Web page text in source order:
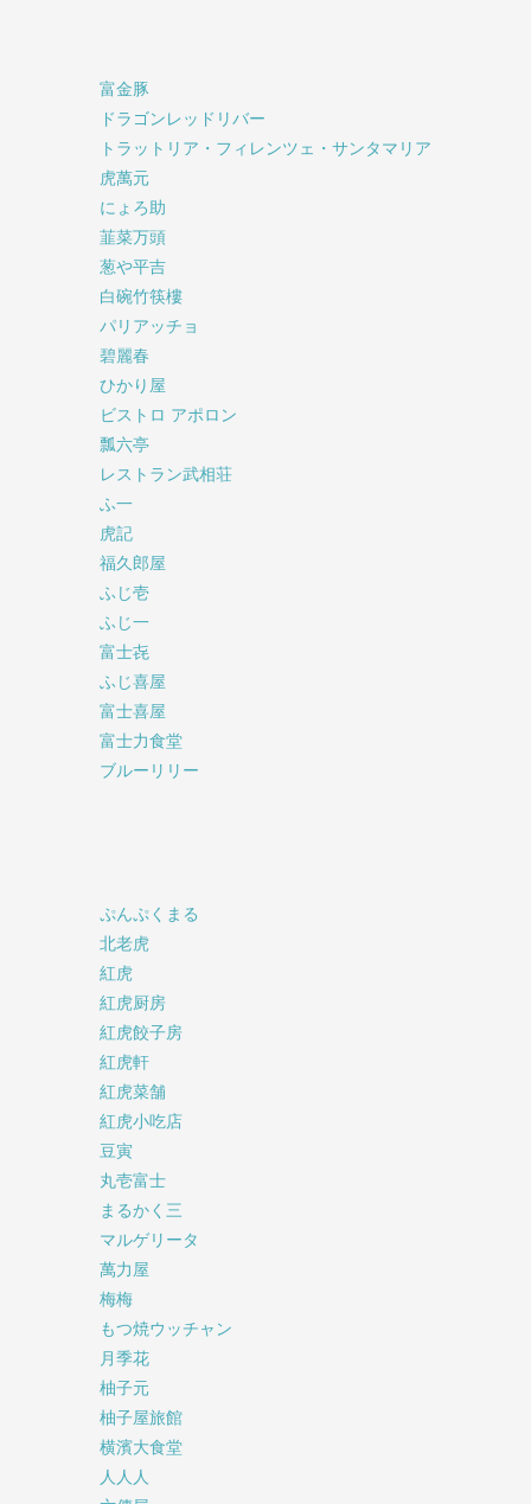
富金豚
ドラゴンレッドリバー
トラットリア・フィレンツェ・サンタマリア
虎萬元
にょろ助
韮菜万頭
葱や平吉
白碗竹筷樓
パリアッチョ
碧麗春
ひかり屋
ビストロ アポロン
瓢六亭
レストラン武相荘
ふ一
虎記
福久郎屋
ふじ壱
ふじ一
富士㐂
ふじ喜屋
富士喜屋
富士力食堂
ブルーリリー
ぷんぷくまる
北老虎
紅虎
紅虎厨房
紅虎餃子房
紅虎軒
紅虎菜舗
紅虎小吃店
豆寅
丸壱富士
まるかく三
マルゲリータ
萬力屋
梅梅
もつ焼ウッチャン
月季花
柚子元
柚子屋旅館
横濱大食堂
人人人